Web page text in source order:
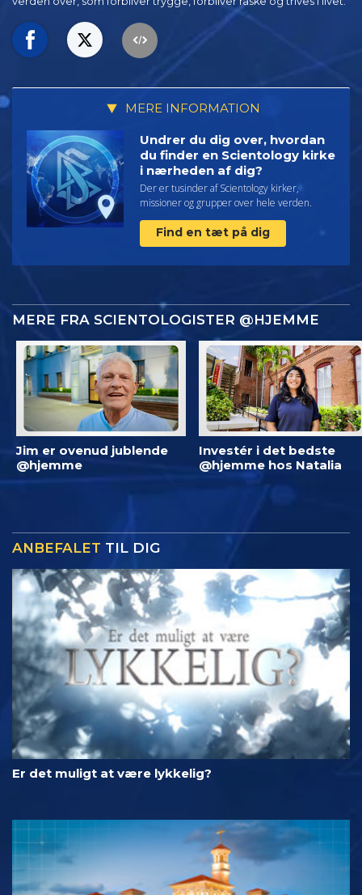
MERE INFORMATION
Undrer du dig over, hvordan
du finder en Scientology kirke
i nærheden af dig?
Der er tusinder af Scientology kirker,
missioner og grupper over hele verden.
Find en tæt på dig
MERE FRA SCIENTOLOGISTER @HJEMME
Jim er ovenud jublende
@hjemme
Investér i det bedste
@hjemme hos Natalia
ANBEFALET TIL DIG
Er det muligt at være lykkelig?